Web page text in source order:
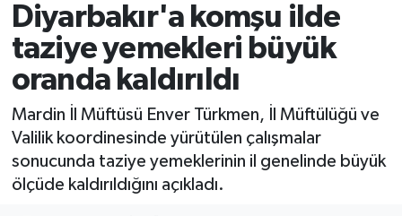
Diyarbakır'a komşu ilde
taziye yemekleri büyük
oranda kaldırıldı
Mardin İl Müftüsü Enver Türkmen, İl Müftülüğü ve
Valilik koordinesinde yürütülen çalışmalar
sonucunda taziye yemeklerinin il genelinde büyük
ölçüde kaldırıldığını açıkladı.
Röportaj
Foto Galeri
Yazarlar
Asayiş
Bilim & Teknoloji
Bölge
Dünya
Eğitim
Diyarbakır Namaz Vakitleri
Diyarbakır Trafik Yoğunluk Haritası
Süper Lig Puan Durumu ve Fikstür
Tüm Manşetler
Son Dakika Haberleri